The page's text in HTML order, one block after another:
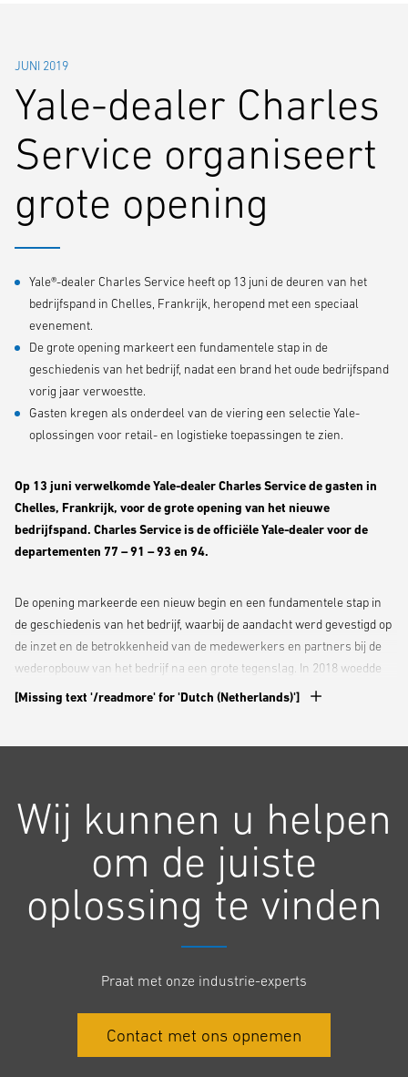
JUNI 2019
Yale-dealer Charles
Service organiseert
grote opening
Yale®-dealer Charles Service heeft op 13 juni de deuren van het
bedrijfspand in Chelles, Frankrijk, heropend met een speciaal
evenement.
De grote opening markeert een fundamentele stap in de
geschiedenis van het bedrijf, nadat een brand het oude bedrijfspand
vorig jaar verwoestte.
Gasten kregen als onderdeel van de viering een selectie Yale-
oplossingen voor retail- en logistieke toepassingen te zien.
Op 13 juni verwelkomde Yale-dealer Charles Service de gasten in
Chelles, Frankrijk, voor de grote opening van het nieuwe
bedrijfspand. Charles Service is de officiële Yale-dealer voor de
departementen 77 – 91 – 93 en 94.
De opening markeerde een nieuw begin en een fundamentele stap in
de geschiedenis van het bedrijf, waarbij de aandacht werd gevestigd op
de inzet en de betrokkenheid van de medewerkers en partners bij de
wederopbouw van het bedrijf na een grote tegenslag. In 2018 woedde
er een brand in de vestiging van Charles Service, waardoor veel van
heropening, het was ook een gelegenheid om de verschillende
belanghebbenden en partners te bedanken die het bedrijf in deze
overgangsperiode hebben gesteund.
"De inhuldiging van het nieuwe pand was een heel bijzonder moment
voor het hele team van Charles Service. Het betekent het einde van
een moeilijke tijd voor het bedrijf, maar een gemeenschappelijke
zijn we terug op ons hoofdkantoor met de wens om onze klanten nog
beter van dienst te zijn!" aldus Cederic Bremard, CEO van Charles
[Missing text '/readmore' for 'Dutch (Netherlands)']
Wij kunnen u helpen
om de juiste
oplossing te vinden
Praat met onze industrie-experts
Contact met ons opnemen